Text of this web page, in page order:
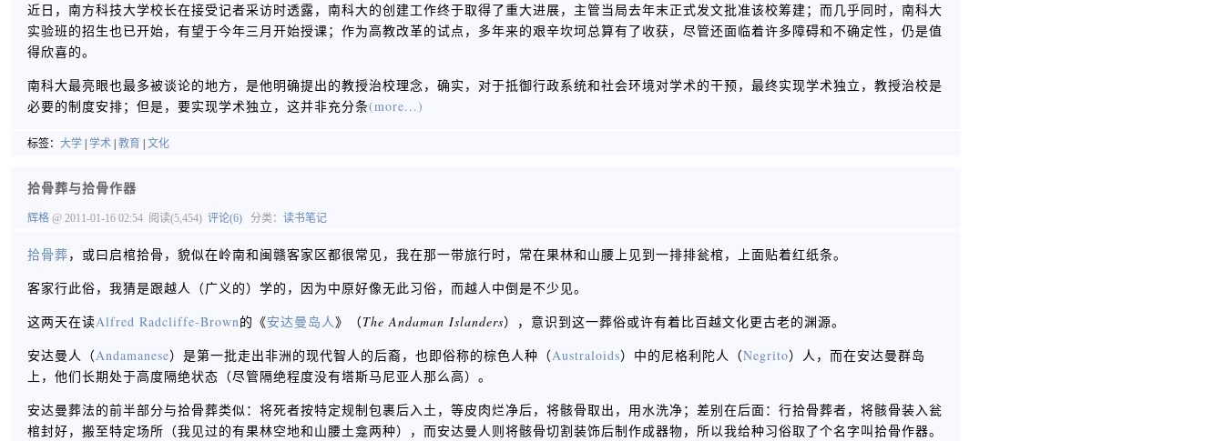
近日，南方科技大学校长在接受记者采访时透露，南科大的创建工作终于取得了重大进展，主管当局去年末正式发文批准该校筹建；而几乎同时，南科大
实验班的招生也已开始，有望于今年三月开始授课；作为高教改革的试点，多年来的艰辛坎坷总算有了收获，尽管还面临着许多障碍和不确定性，仍是值
得欣喜的。
南科大最亮眼也最多被谈论的地方，是他明确提出的教授治校理念，确实，对于抵御行政系统和社会环境对学术的干预，最终实现学术独立，教授治校是
必要的制度安排；但是，要实现学术独立，这并非充分条(more...)
标签： 大学 学术 教育 文化
拾骨葬与拾骨作器
辉格 @ 2011-01-16 02:54 阅读(5,454) 评论(6) 分类： 读书笔记
拾骨葬，或曰启棺拾骨，貌似在岭南和闽赣客家区都很常见，我在那一带旅行时，常在果林和山腰上见到一排排瓮棺，上面贴着红纸条。
客家行此俗，我猜是跟越人（广义的）学的，因为中原好像无此习俗，而越人中倒是不少见。
这两天在读Alfred Radcliffe-Brown的《安达曼岛人》（The Andaman Islanders），意识到这一葬俗或许有着比百越文化更古老的渊源。
安达曼人（Andamanese）是第一批走出非洲的现代智人的后裔，也即俗称的棕色人种（Australoids）中的尼格利陀人（Negrito）人，而在安达曼群岛
上，他们长期处于高度隔绝状态（尽管隔绝程度没有塔斯马尼亚人那么高）。
安达曼葬法的前半部分与拾骨葬类似：将死者按特定规制包裹后入土，等皮肉烂净后，将骸骨取出，用水洗净；差别在后面：行拾骨葬者，将骸骨装入瓮
棺封好，搬至特定场所（我见过的有果林空地和山腰土龛两种），而安达曼人则将骸骨切割装饰后制作成器物，所以我给种习俗取了个名字叫拾骨作器。